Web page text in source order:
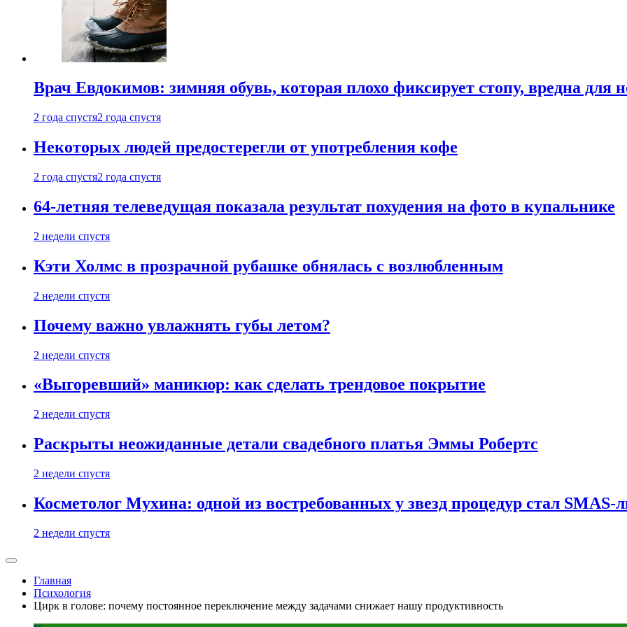
Врач Евдокимов: зимняя обувь, которая плохо фиксирует стопу, вредна для
2 года спустя2 года спустя
Некоторых людей предостерегли от употребления кофе
2 года спустя2 года спустя
64-летняя телеведущая показала результат похудения на фото в купальнике
2 недели спустя
Кэти Холмс в прозрачной рубашке обнялась с возлюбленным
2 недели спустя
Почему важно увлажнять губы летом?
2 недели спустя
«Выгоревший» маникюр: как сделать трендовое покрытие
2 недели спустя
Раскрыты неожиданные детали свадебного платья Эммы Робертс
2 недели спустя
Косметолог Мухина: одной из востребованных у звезд процедур стал SMAS-
2 недели спустя
Главная
Психология
Цирк в голове: почему постоянное переключение между задачами снижает нашу продуктивность